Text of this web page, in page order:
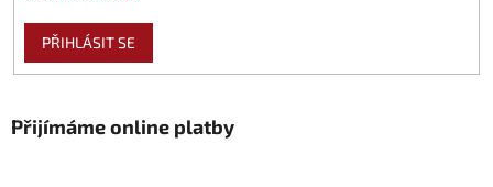
PŘIHLÁSIT SE
Přijímáme online platby